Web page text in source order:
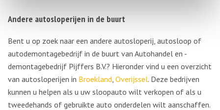
Andere autosloperijen in de buurt
Bent u op zoek naar een andere autosloperij, autosloop of
autodemontagebedrijf in de buurt van Autohandel en -
demontagebedrijf Pijffers B.V.? Hieronder vind u een overzicht
van autosloperijen in Broekland, Overijssel. Deze bedrijven
kunnen u helpen als u uw sloopauto wilt verkopen of als u
tweedehands of gebruikte auto onderdelen wilt aanschaffen.